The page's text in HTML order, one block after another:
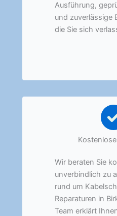
Ausführung,
und zuverlässige
die Sie sich
Wir beraten Sie
unverbindlich zu
rund um
Reparaturen in
Team erklärt